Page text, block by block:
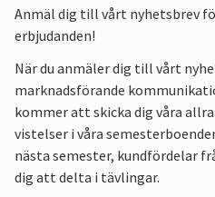
Anmäl dig till vårt nyhetsbrev
erbjudanden!
När du anmäler dig till vårt
marknadsförande
kommer att skicka dig våra
vistelser i våra
nästa semester, kundfördelar
dig att delta i tävlingar.